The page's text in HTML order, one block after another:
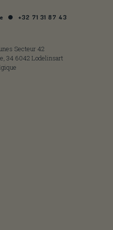
+32 71 31 87 43
Secteur 42
34 6042 Lodelinsart